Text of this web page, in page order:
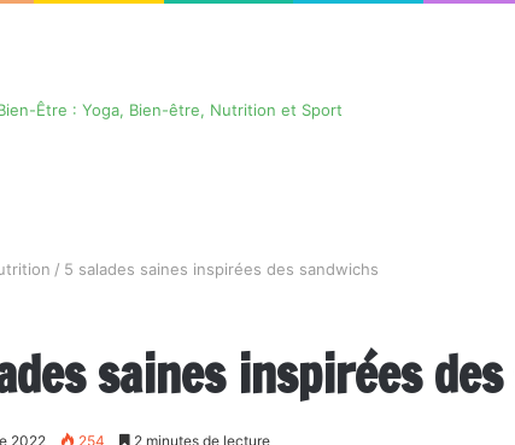
/ 5 salades saines inspirées des sandwichs
saines inspirées
2022 254 2 minutes de lecture